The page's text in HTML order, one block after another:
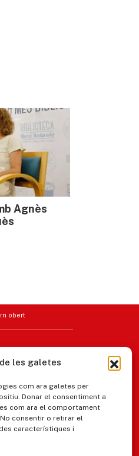
les galetes
com ara galetes per
Donar el consentiment a
com ara el comportament
consentir o retirar el
característiques i
Agnès
obert